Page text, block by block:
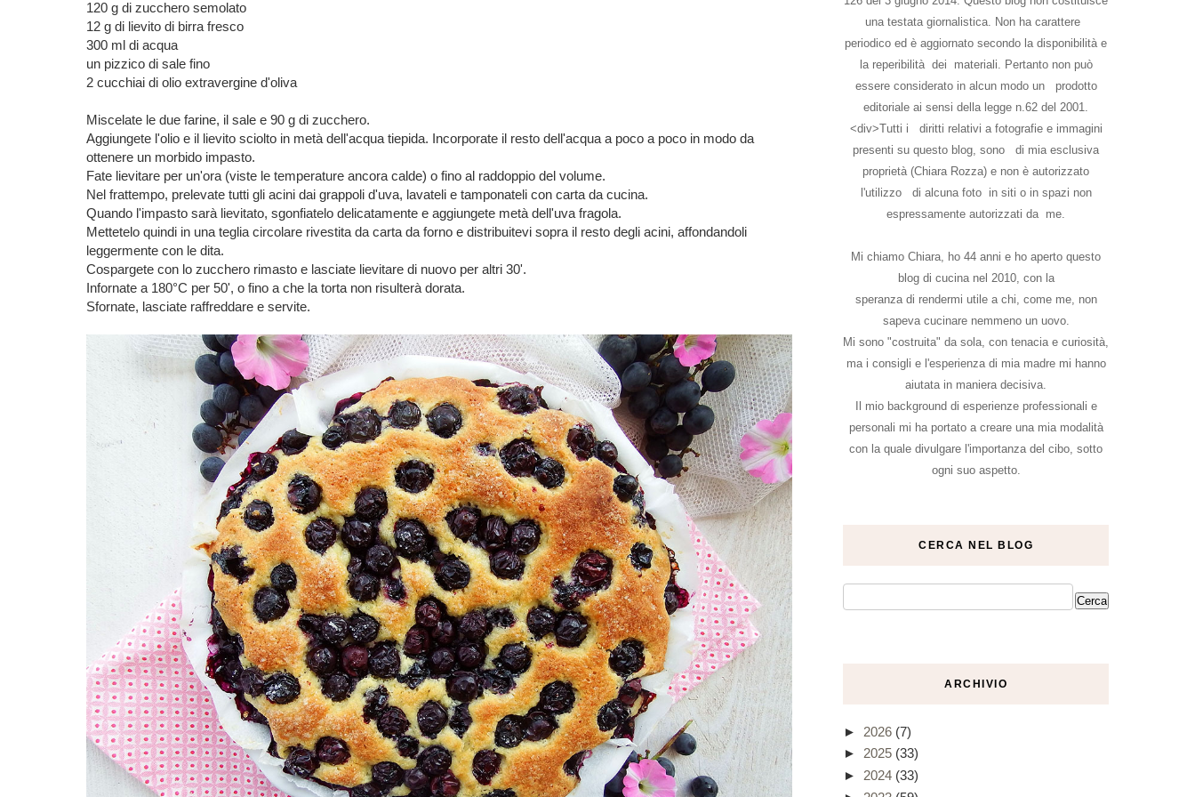
120 g di zucchero semolato
12 g di lievito di birra fresco
300 ml di acqua
un pizzico di sale fino
2 cucchiai di olio extravergine d'oliva
Miscelate le due farine, il sale e 90 g di zucchero.
Aggiungete l'olio e il lievito sciolto in metà dell'acqua tiepida. Incorporate il resto dell'acqua a poco a poco in modo da
ottenere un morbido impasto.
Fate lievitare per un'ora (viste le temperature ancora calde) o fino al raddoppio del volume.
Nel frattempo, prelevate tutti gli acini dai grappoli d'uva, lavateli e tamponateli con carta da cucina.
Quando l'impasto sarà lievitato, sgonfiatelo delicatamente e aggiungete metà dell'uva fragola.
Mettetelo quindi in una teglia circolare rivestita da carta da forno e distribuitevi sopra il resto degli acini, affondandoli
leggermente con le dita.
Cospargete con lo zucchero rimasto e lasciate lievitare di nuovo per altri 30'.
Infornate a 180°C per 50', o fino a che la torta non risulterà dorata.
Sfornate, lasciate raffreddare e servite.
una testata giornalistica. Non ha carattere
periodico ed è aggiornato secondo la disponibilità e
la reperibilità dei materiali. Pertanto non può
essere considerato in alcun modo un prodotto
editoriale ai sensi della legge n.62 del 2001.
<div>Tutti i diritti relativi a fotografie e immagini
presenti su questo blog, sono di mia esclusiva
proprietà (Chiara Rozza) e non è autorizzato
l'utilizzo di alcuna foto in siti o in spazi non
espressamente autorizzati da me.
Mi chiamo Chiara, ho 44 anni e ho aperto questo
blog di cucina nel 2010, con la
speranza di rendermi utile a chi, come me, non
sapeva cucinare nemmeno un uovo.
Mi sono "costruita" da sola, con tenacia e curiosità,
ma i consigli e l'esperienza di mia madre mi hanno
aiutata in maniera decisiva.
Il mio background di esperienze professionali e
personali mi ha portato a creare una mia modalità
con la quale divulgare l'importanza del cibo, sotto
ogni suo aspetto.
CERCA NEL BLOG
ARCHIVIO
► 2026 (7)
► 2025 (33)
► 2024 (33)